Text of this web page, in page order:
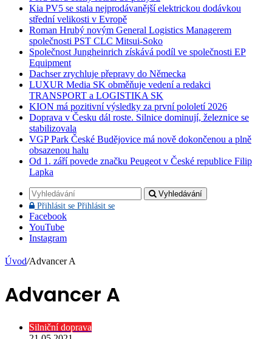
Kia PV5 se stala nejprodávanější elektrickou dodávkou
střední velikosti v Evropě
Roman Hrubý novým General Logistics Managerem
společnosti PST CLC Mitsui-Soko
Společnost Jungheinrich získává podíl ve společnosti EP
Equipment
Dachser zrychluje přepravy do Německa
LUXUR Media SK obměňuje vedení a redakci
TRANSPORT a LOGISTIKA SK
KION má pozitivní výsledky za první pololetí 2026
Doprava v Česku dál roste. Silnice dominují, železnice se
stabilizovala
VGP Park České Budějovice má nově dokončenou a plně
obsazenou halu
Od 1. září povede značku Peugeot v České republice Filip
Lapka
Vyhledávání
Přihlásit se Přihlásit se
Facebook
YouTube
Instagram
Úvod/Advancer A
Advancer A
Silniční doprava